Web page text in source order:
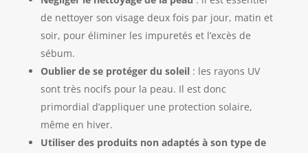
de nettoyer son visage deux fois par jour, matin et
soir, pour éliminer les impuretés et l’excès de
sébum.
Oublier de se protéger du soleil: les rayons UV
sont très nocifs pour la peau. Il est donc
primordial d’appliquer une protection solaire,
même en hiver.
Utiliser des produits non adaptés à son type de